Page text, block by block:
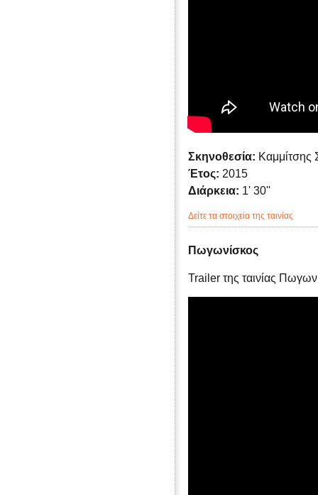
Σκηνοθεσία: Καμμίτσης
Έτος: 2015
Διάρκεια: 1' 30''
Δείτε τα στοιχεία της ταινίας
Πωγωνίσκος
Trailer της ταινίας